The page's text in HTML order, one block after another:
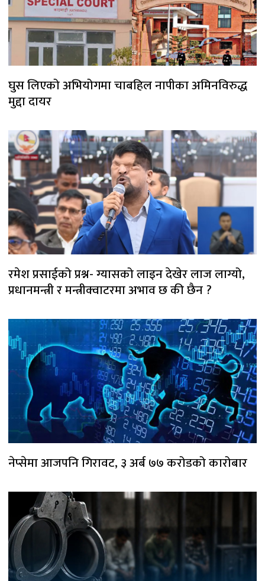
घुस लिएको अभियोगमा चाबहिल नापीका अमिनविरुद्ध
मुद्दा दायर
रमेश प्रसाईको प्रश्न- ग्यासको लाइन देखेर लाज लाग्यो,
प्रधानमन्त्री र मन्त्रीक्वाटरमा अभाव छ की छैन ?
नेप्सेमा आजपनि गिरावट, ३ अर्ब ७७ करोडको कारोबार